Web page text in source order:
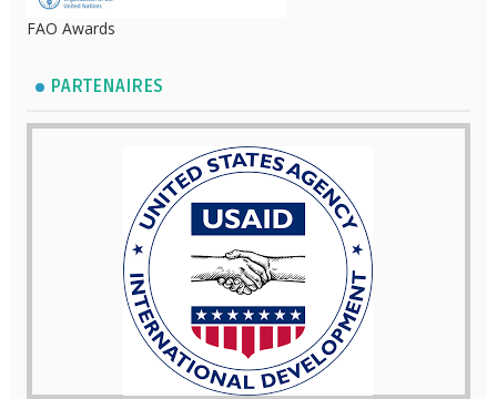
FAO Awards
PARTENAIRES